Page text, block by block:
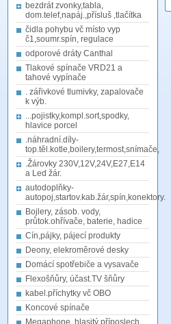
bezdrát zvonky,tabla,
dom.telef,napáj.,přísluš ,tlačítka
čidla pohybu vč místo vyp
č1,soumr.spín, regulace
odporové dráty Canthal
Tlakové spínače VRD21 a
tahové vypínače
. zářivkové tlumivky, zapalovače
k výb.
...pojistky,kompl.sort,spodky,
hlavice porcel
.náhradní.díly-
top.těl.kotle,boilery,termost,snímače,
.Žárovky 230V,12V,24V,E27,E14
a Led žár.
autodoplňky-
autopoj,startov.kab.žár,spín,konektory.
Bojlery, zásob. vody,
průtok.ohřívače, baterie, hadice
Cín,pájky, pájecí produkty
Deony, elekroměrové desky
Domácí spotřebiče a vysavače
Flexošňůry, účast.TV šňůry
kabel.příchytky vč OBO
Koncové spínače
Megaphone, hlasitý příposlech